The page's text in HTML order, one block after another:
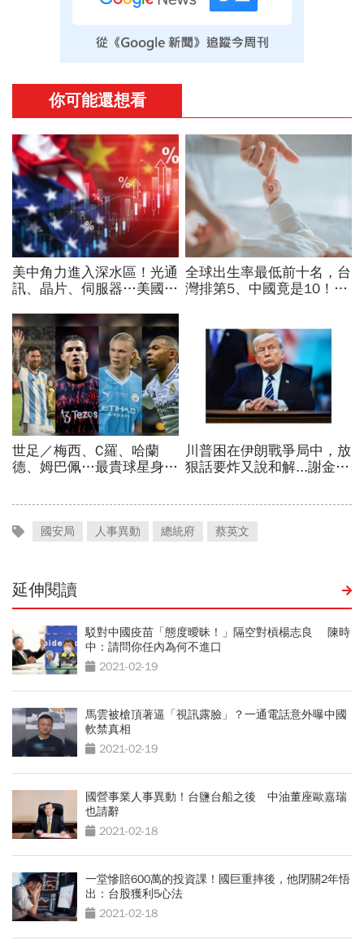
國安局 人事異動 總統府 蔡英文
延伸閱讀
駁對中國疫苗「態度曖昧！」隔空對槓楊志良 陳時
中：請問你任內為何不進口
2021-02-19
馬雲被槍頂著逼「視訊露臉」？一通電話意外曝中國
軟禁真相
2021-02-19
國營事業人事異動！台鹽台船之後 中油董座歐嘉瑞
也請辭
2021-02-18
一堂慘賠600萬的投資課！國巨重摔後，他閉關2年悟
出：台股獲利5心法
2021-02-18